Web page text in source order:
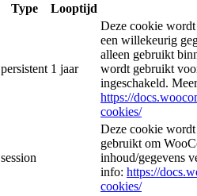
Type Looptijd
persistent 1 jaar
Deze cookie
een willekeurig
alleen gebruikt
wordt gebruikt
ingeschakeld.
https://
cookies/
session
Deze cookie
gebruikt om
inhoud/gegevens
info: https://
cookies/